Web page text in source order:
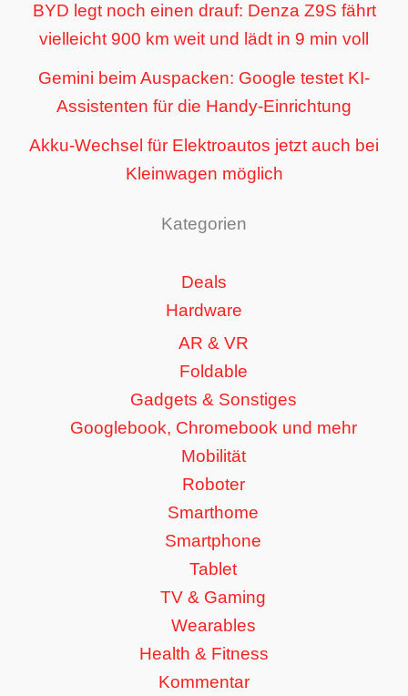
BYD legt noch einen drauf: Denza Z9S fährt
vielleicht 900 km weit und lädt in 9 min voll
Gemini beim Auspacken: Google testet KI-
Assistenten für die Handy-Einrichtung
Akku-Wechsel für Elektroautos jetzt auch bei
Kleinwagen möglich
Kategorien
Deals
Hardware
AR & VR
Foldable
Gadgets & Sonstiges
Googlebook, Chromebook und mehr
Mobilität
Roboter
Smarthome
Smartphone
Tablet
TV & Gaming
Wearables
Health & Fitness
Kommentar